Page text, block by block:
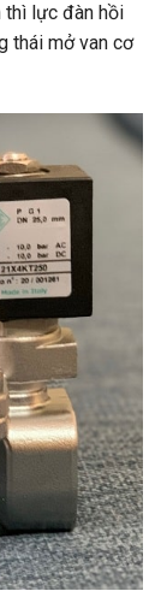
thì lực đàn hồi
thái mở van cơ